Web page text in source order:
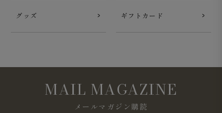
グッズ ギフトカード
MAIL MAGAZINE
メールマガジン購読